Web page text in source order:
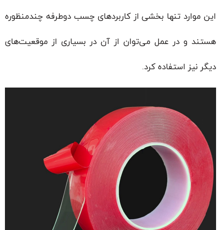
این موارد تنها بخشی از کاربردهای چسب دوطرفه چندمنظوره
هستند و در عمل می‌توان از آن در بسیاری از موقعیت‌های
دیگر نیز استفاده کرد.